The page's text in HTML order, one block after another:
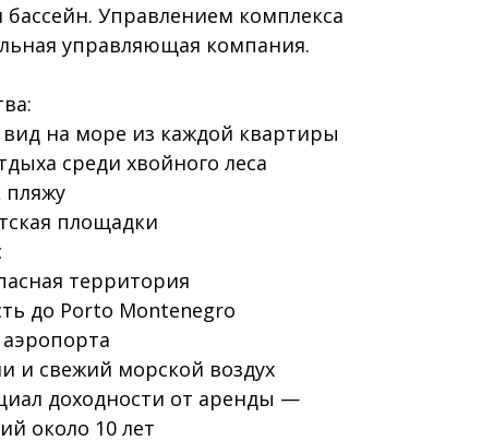
бассейн. Управлением комплекса
управляющая компания.
на море из каждой квартиры
среди хвойного леса
площадки
территория
до Porto Montenegro
свежий морской воздух
доходности от аренды —
около 10 лет